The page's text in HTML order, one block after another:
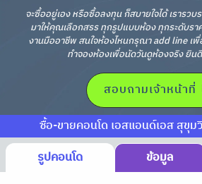
จะซื้ออยู่เอง หรือซื้อลงทุน ก็สบายใจได้ เราร
มาให้คุณเลือกสรร ทุกรูปแบบห้อง ทุกระดับร
งานมืออาชีพ สนใจห้องไหนกรุณา add line เ
ทำจองห้องเพื่อนัดวันดูห้องจริง ยิน
สอบถามเจ้าหน้าที่
ซื้อ-ขายคอนโด เอสแอนด์เอส สุขุม
รูปคอนโด
ข้อมูล